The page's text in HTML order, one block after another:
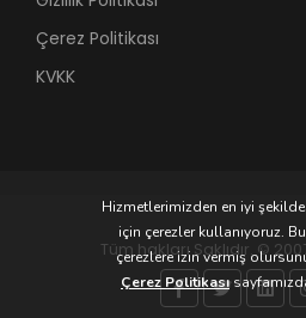
Çerez Politikası
KVKK
Tüm hakları Saklıdır. ©
Hizmetlerimizden en iyi
için çerezler kullanıyoruz.
çerezlere izin vermiş
Çerez Politikası